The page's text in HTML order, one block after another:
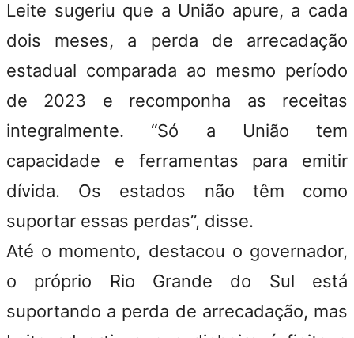
Leite sugeriu que a União apure, a cada
dois meses, a perda de arrecadação
estadual comparada ao mesmo período
de 2023 e recomponha as receitas
integralmente. “Só a União tem
capacidade e ferramentas para emitir
dívida. Os estados não têm como
suportar essas perdas”, disse.
Até o momento, destacou o governador,
o próprio Rio Grande do Sul está
suportando a perda de arrecadação, mas